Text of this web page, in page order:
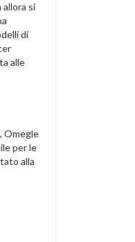
si
di
alle
Omegle
per le
alla